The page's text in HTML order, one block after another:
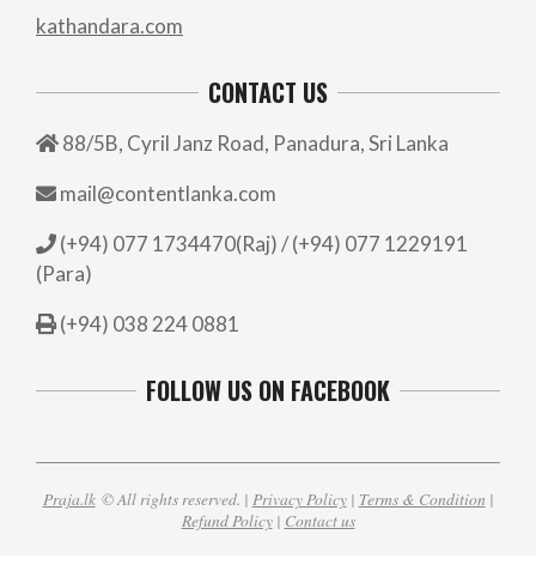
kathandara.com
CONTACT US
88/5B, Cyril Janz Road, Panadura, Sri Lanka
mail@contentlanka.com
(+94) 077 1734470(Raj) / (+94) 077 1229191
(Para)
(+94) 038 224 0881
FOLLOW US ON FACEBOOK
Praja.lk© All rights reserved. | Privacy Policy| Terms & Condition |
Refund Policy| Contact us